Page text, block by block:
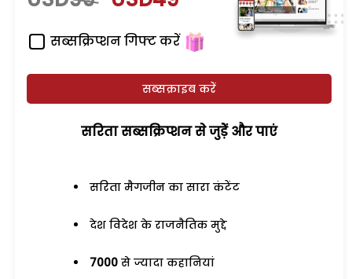
सब्सक्रिप्शन गिफ्ट करें
सब्सक्राइब करें
सरिता सब्सक्रिप्शन से जुड़ेें और पाएं
सरिता मैगजीन का सारा कंटेंट
देश विदेश के राजनैतिक मुद्दे
7000 से ज्यादा कहानियां